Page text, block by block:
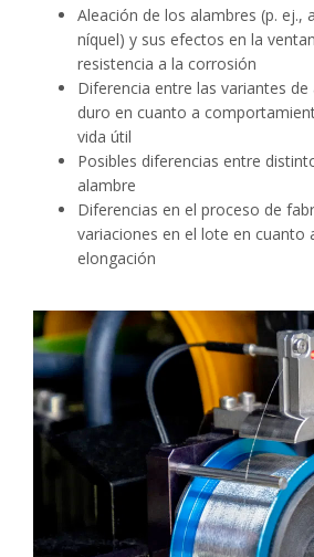
Aleación de los alambres (p. ej.,
níquel) y sus efectos en la
resistencia a la corrosión
Diferencia entre las variantes
duro en cuanto a
vida útil
Posibles diferencias entre
alambre
Diferencias en el proceso de
variaciones en el lote en cuanto
elongación